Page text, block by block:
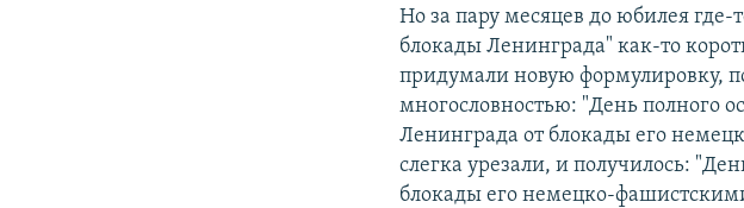
Но за пару месяцев до юбилея где-
блокады Ленинграда" как-то
придумали новую формулировку,
многословностью: "День полного
Ленинграда от блокады его
слегка урезали, и получилось:
блокады его немецко-